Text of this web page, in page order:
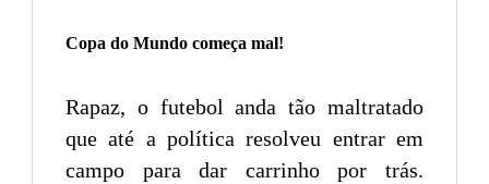
Copa do Mundo começa mal!
Rapaz, o futebol anda tão maltratado
que até a política resolveu entrar em
campo para dar carrinho por trás.